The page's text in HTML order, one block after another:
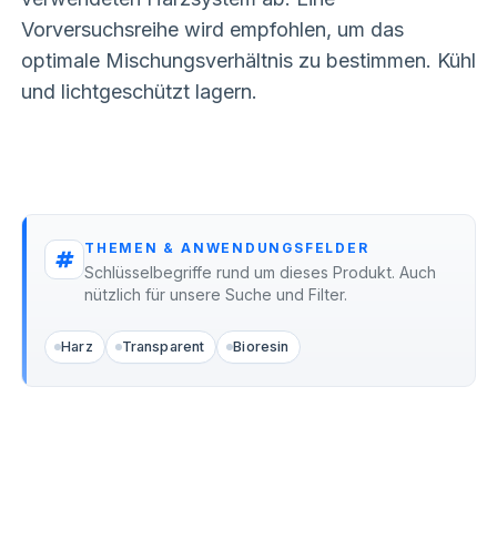
Vorversuchsreihe wird empfohlen, um das
optimale Mischungsverhältnis zu bestimmen. Kühl
und lichtgeschützt lagern.
THEMEN & ANWENDUNGSFELDER
Schlüsselbegriffe rund um dieses Produkt. Auch
nützlich für unsere Suche und Filter.
Harz Transparent Bioresin